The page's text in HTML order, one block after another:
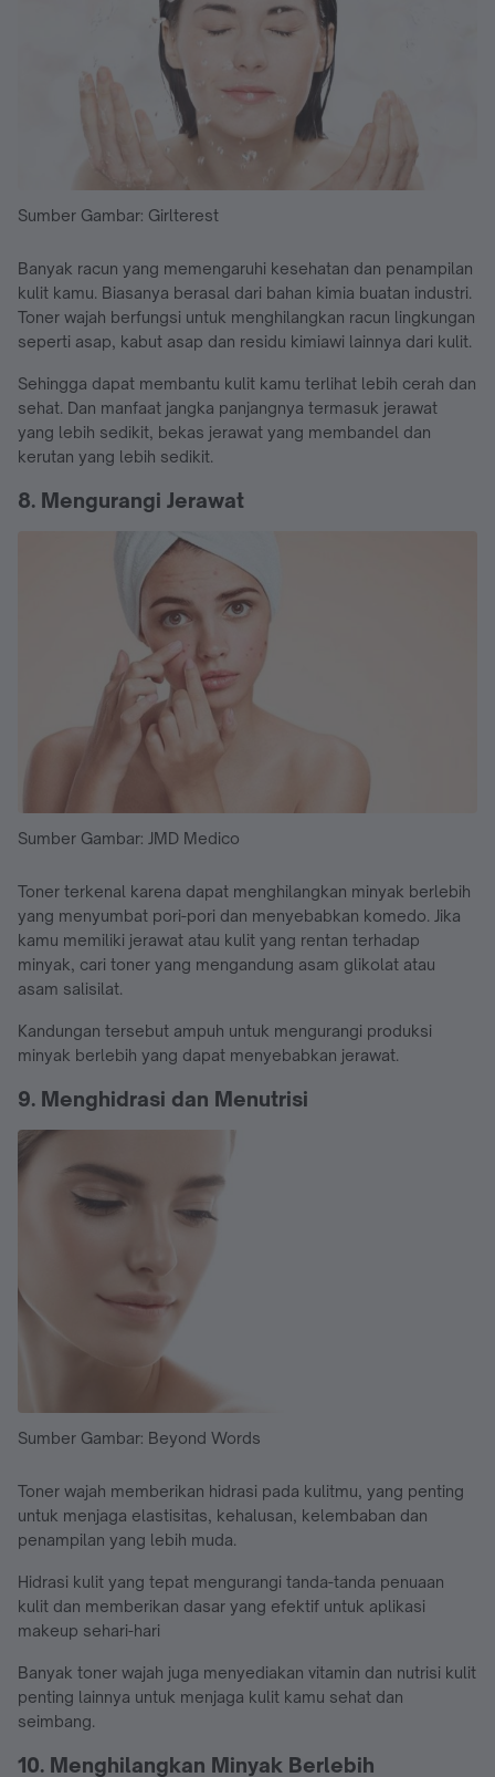
Sumber Gambar: Girlterest
Banyak racun yang memengaruhi kesehatan dan penampilan
kulit kamu. Biasanya berasal dari bahan kimia buatan industri.
Toner wajah berfungsi untuk menghilangkan racun lingkungan
seperti asap, kabut asap dan residu kimiawi lainnya dari kulit.
Sehingga dapat membantu kulit kamu terlihat lebih cerah dan
sehat. Dan manfaat jangka panjangnya termasuk jerawat
yang lebih sedikit, bekas jerawat yang membandel dan
kerutan yang lebih sedikit.
8. Mengurangi Jerawat
Sumber Gambar: JMD Medico
Toner terkenal karena dapat menghilangkan minyak berlebih
yang menyumbat pori-pori dan menyebabkan komedo. Jika
kamu memiliki jerawat atau kulit yang rentan terhadap
minyak, cari toner yang mengandung asam glikolat atau
asam salisilat.
Kandungan tersebut ampuh untuk mengurangi produksi
minyak berlebih yang dapat menyebabkan jerawat.
9. Menghidrasi dan Menutrisi
Sumber Gambar: Beyond Words
Toner wajah memberikan hidrasi pada kulitmu, yang penting
untuk menjaga elastisitas, kehalusan, kelembaban dan
penampilan yang lebih muda.
Hidrasi kulit yang tepat mengurangi tanda-tanda penuaan
kulit dan memberikan dasar yang efektif untuk aplikasi
makeup sehari-hari
Banyak toner wajah juga menyediakan vitamin dan nutrisi kulit
penting lainnya untuk menjaga kulit kamu sehat dan
seimbang.
10. Menghilangkan Minyak Berlebih